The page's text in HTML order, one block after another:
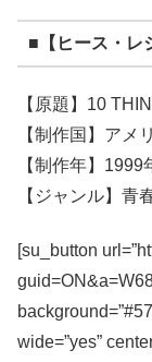
■【ヒース・レ
【原題】10
【制作国】アメ
【制作年】1999
【ジャンル】青
[su_button
wide=”yes”